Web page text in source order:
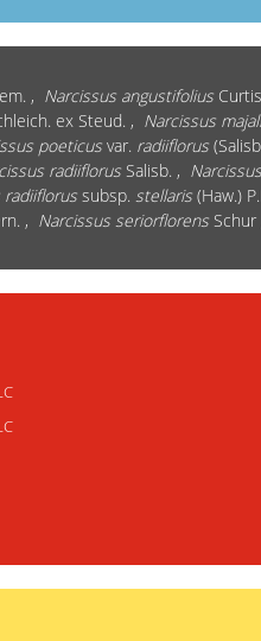
, Narcissus angustifolius
ex Steud. , Narcissus
poeticusvar. radiiflorus
radiiflorusSalisb. ,
radiiflorussubsp. stellaris(Haw.)
, Narcissus seriorflorensSchur